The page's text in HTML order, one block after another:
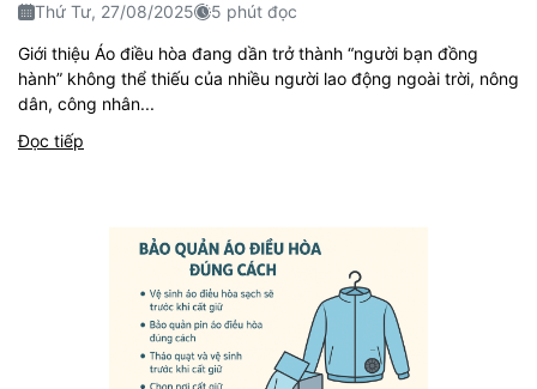
Thứ Tư, 27/08/2025 5 phút đọc
Giới thiệu Áo điều hòa đang dần trở thành “người bạn đồng
hành” không thể thiếu của nhiều người lao động ngoài trời, nông
dân, công nhân...
Đọc tiếp